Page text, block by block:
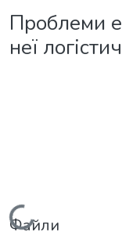
Проблеми
неї
Файли